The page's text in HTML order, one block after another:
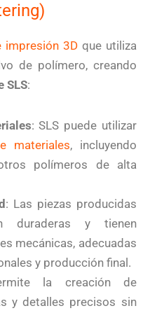
impresión 3Dque utiliza
de polímero, creando
SLS:
: SLS puede utilizar
materiales, incluyendo
polímeros de alta
: Las piezas producidas
duraderas y tienen
mecánicas, adecuadas
y producción final.
la creación de
y detalles precisos sin